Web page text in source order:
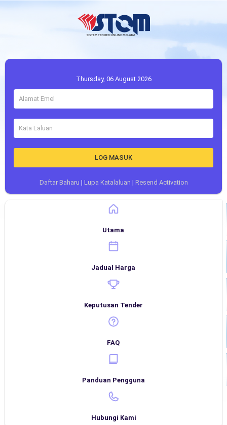
Thursday, 06 August 2026
LOG MASUK
Daftar Baharu | Lupa Katalaluan | Resend Activation
Utama
Jadual Harga
Keputusan Tender
FAQ
Panduan Pengguna
Hubungi Kami